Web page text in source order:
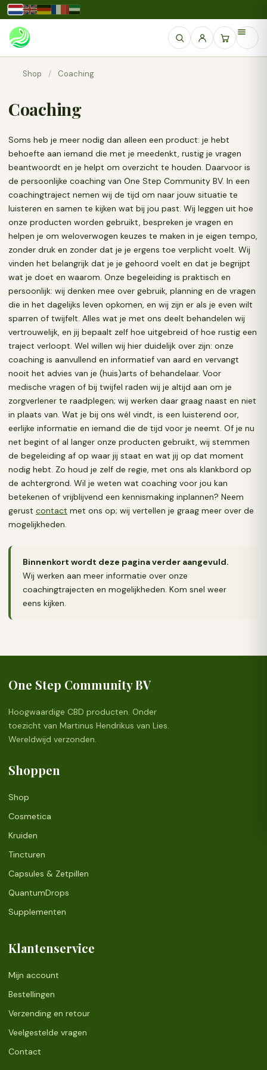
Shop / Coaching
Coaching
Soms heb je meer nodig dan alleen een product: je hebt
behoefte aan iemand die met je meedenkt, rustig je vragen
beantwoordt en je helpt om overzicht te houden. Daarvoor is
de persoonlijke coaching van One Step Community BV. In een
coachingtraject nemen wij de tijd om naar jouw situatie te
luisteren en samen te kijken wat bij jou past. Wij leggen uit hoe
onze producten worden gebruikt, bespreken je vragen en
helpen je om weloverwogen keuzes te maken in je eigen tempo,
zonder druk en zonder dat je je ergens toe verplicht voelt. Wij
vinden het belangrijk dat je je gehoord voelt en dat je begrijpt
wat je doet en waarom. Onze begeleiding is praktisch en
persoonlijk: wij denken mee over gebruik, planning en de vragen
die in het dagelijks leven opkomen, en wij zijn er als je even wilt
sparren of twijfelt. Alles wat je met ons deelt behandelen wij
vertrouwelijk, en jij bepaalt zelf hoe uitgebreid of hoe rustig een
traject verloopt. Wel willen wij hier duidelijk over zijn: onze
coaching is aanvullend en informatief van aard en vervangt
nooit het advies van je (huis)arts of behandelaar. Voor
medische vragen of bij twijfel raden wij je altijd aan om je
zorgverlener te raadplegen; wij werken daar graag naast en niet
in plaats van. Wat je bij ons wél vindt, is een luisterend oor,
eerlijke informatie en iemand die de tijd voor je neemt. Of je nu
net begint of al langer onze producten gebruikt, wij stemmen
de begeleiding af op waar jij staat en wat jij op dat moment
nodig hebt. Zo houd je zelf de regie, met ons als klankbord op
de achtergrond. Wil je weten wat coaching voor jou kan
betekenen of vrijblijvend een kennismaking inplannen? Neem
gerust contact met ons op; wij vertellen je graag meer over de
mogelijkheden.
Binnenkort wordt deze pagina verder aangevuld.
Wij werken aan meer informatie over onze
coachingtrajecten en mogelijkheden. Kom snel weer
eens kijken.
One Step Community BV
Hoogwaardige CBD producten. Onder
toezicht van Martinus Hendrikus van Lies.
Wereldwijd verzonden.
Shoppen
Shop
Cosmetica
Kruiden
Tincturen
Capsules & Zetpillen
QuantumDrops
Supplementen
Klantenservice
Mijn account
Bestellingen
Verzending en retour
Veelgestelde vragen
Contact